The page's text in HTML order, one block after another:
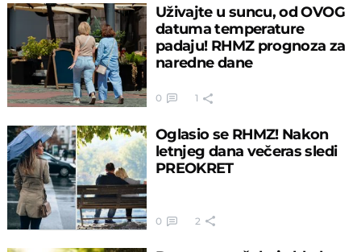
Uživajte u suncu, od OVOG
datuma temperature
padaju! RHMZ prognoza za
naredne dane
0 1
Oglasio se RHMZ! Nakon
letnjeg dana večeras sledi
PREOKRET
0 2